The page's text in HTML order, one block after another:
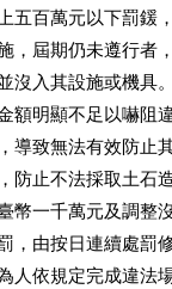
五百萬元以下罰鍰
，屆期仍未遵行者
沒入其設施或機具
額明顯不足以嚇阻
導致無法有效防止
防止不法採取土石
幣一千萬元及調整
，由按日連續處罰
人依規定完成違法